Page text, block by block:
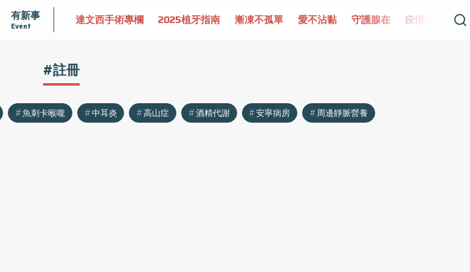
有新事
Event
守護骨骼健康 達文西手術專欄 2025植牙指南 漸凍不孤單 愛不沾黏 守護腺在 疫情保衛戰
#註冊
魚刺卡喉嚨 中耳炎 高山症 酒精代謝 安寧病房 周邊靜脈營養